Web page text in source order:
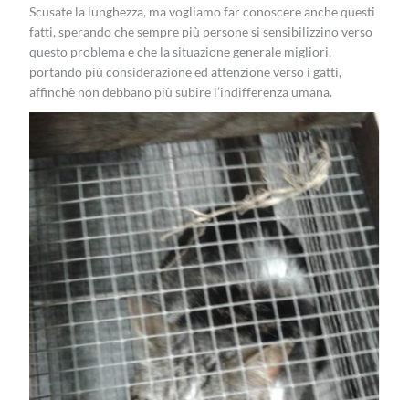
Scusate la lunghezza, ma vogliamo far conoscere anche questi
fatti, sperando che sempre più persone si sensibilizzino verso
questo problema e che la situazione generale migliori,
portando più considerazione ed attenzione verso i gatti,
affinchè non debbano più subire l’indifferenza umana.